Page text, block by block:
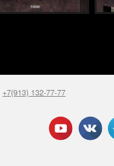
+7(913) 132-77-77